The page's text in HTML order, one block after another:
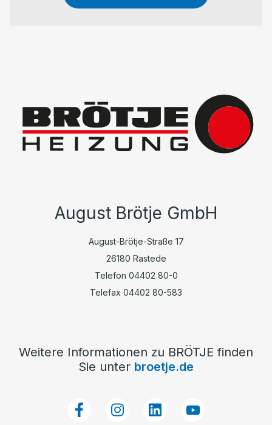
August Brötje GmbH
August-Brötje-Straße 17
26180 Rastede
Telefon 04402 80-0
Telefax 04402 80-583
Weitere Informationen zu BRÖTJE finden
Sie unter broetje.de